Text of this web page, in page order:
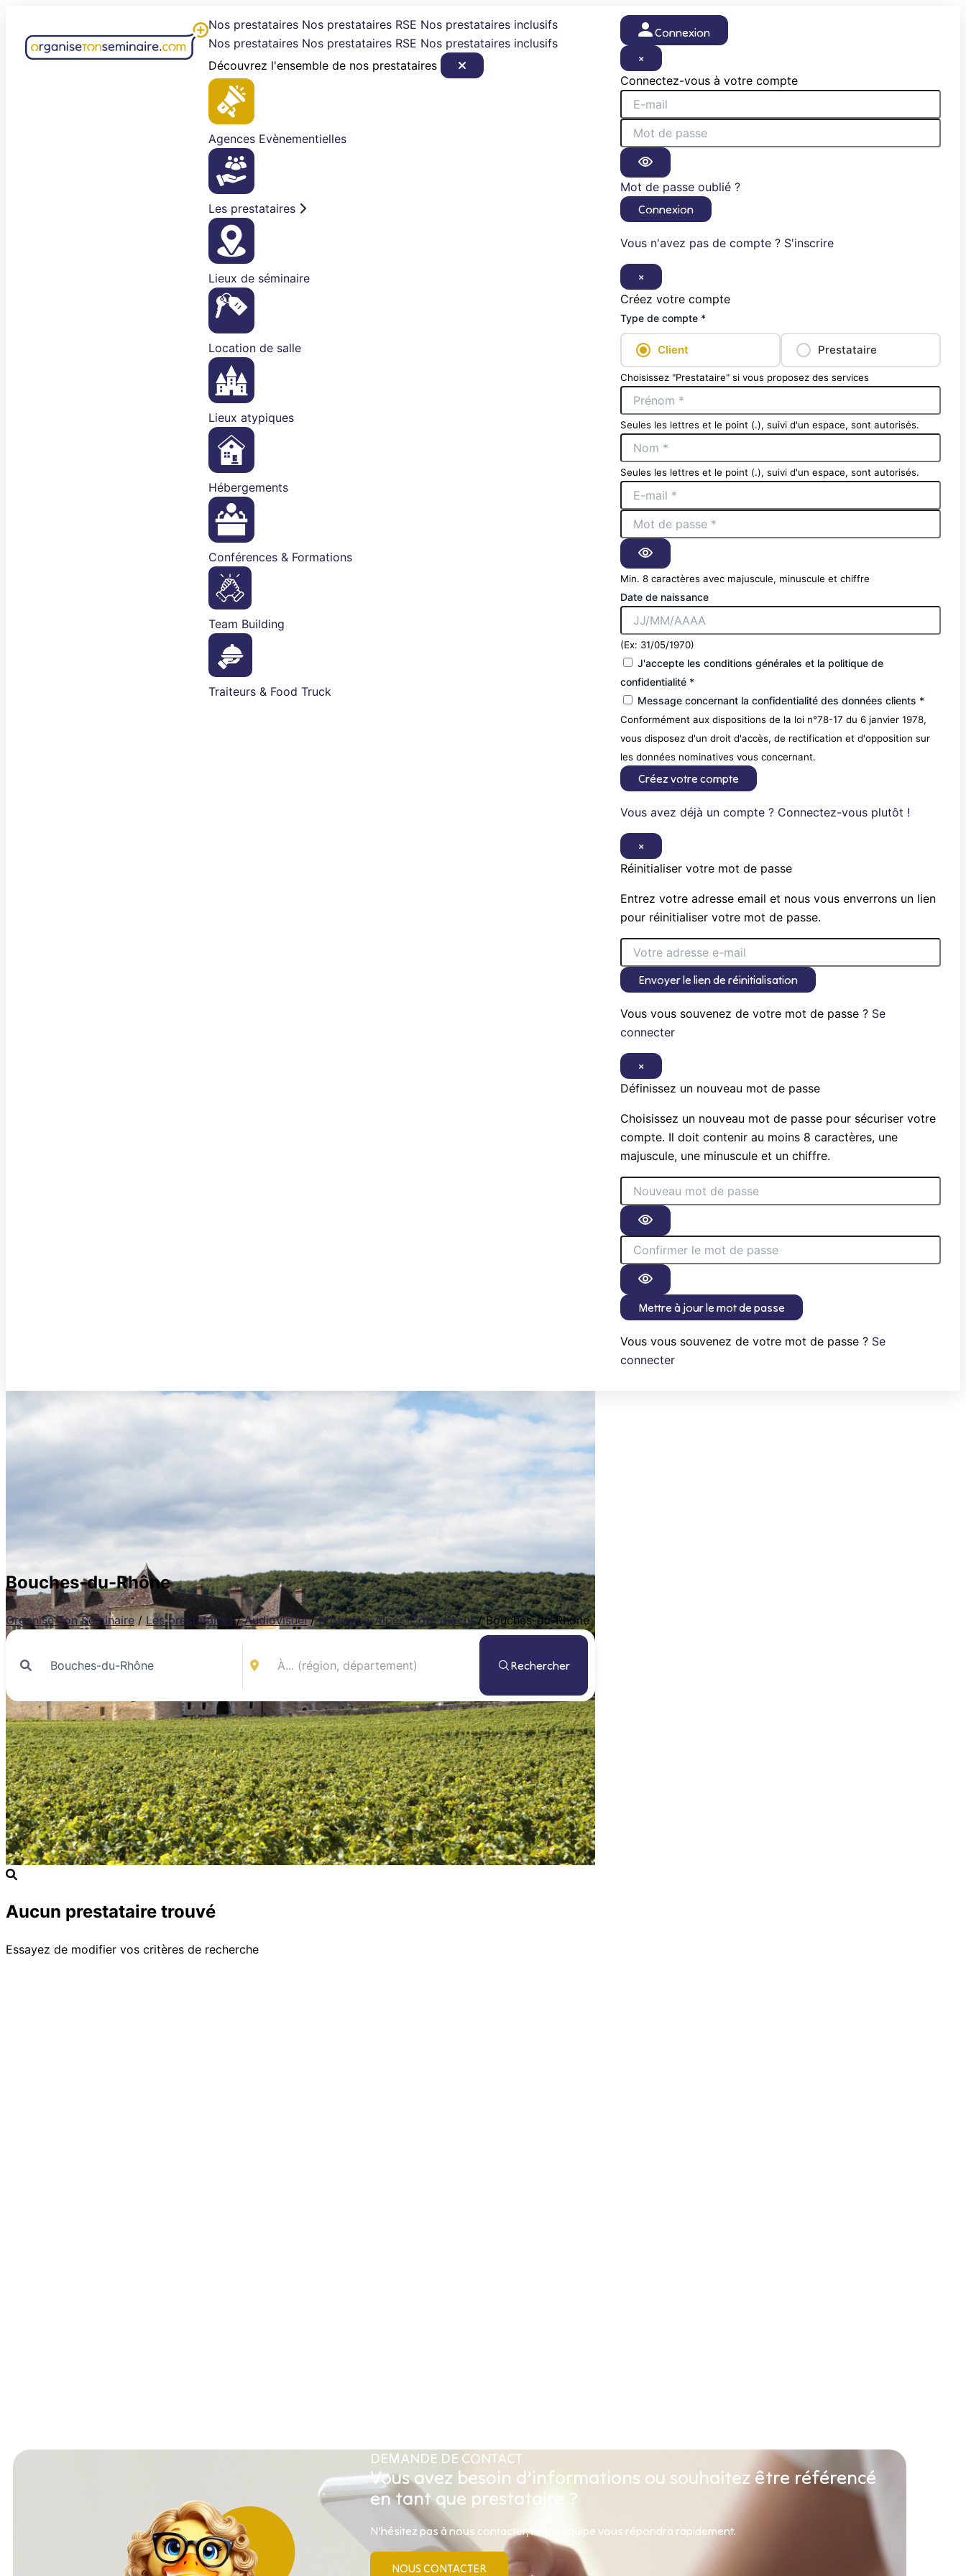
contenu
Nos prestataires Nos prestataires RSE Nos prestataires inclusifs
Nos prestataires Nos prestataires RSE Nos prestataires inclusifs
Découvrez l'ensemble de nos prestataires
Agences Evènementielles
Les prestataires
Lieux de séminaire
Location de salle
Lieux atypiques
Hébergements
Conférences & Formations
Team Building
Traiteurs & Food Truck
Connexion
×
Connectez-vous à votre compte
Mot de passe oublié ?
Connexion
Vous n'avez pas de compte ? S'inscrire
×
Créez votre compte
Type de compte *
Client Prestataire
Choisissez "Prestataire" si vous proposez des services
Seules les lettres et le point (.), suivi d'un espace, sont autorisés.
Seules les lettres et le point (.), suivi d'un espace, sont autorisés.
Min. 8 caractères avec majuscule, minuscule et chiffre
Date de naissance
(Ex: 31/05/1970)
J'accepte les conditions générales et la politique de
confidentialité *
Message concernant la confidentialité des données clients *
Conformément aux dispositions de la loi n°78-17 du 6 janvier 1978,
vous disposez d'un droit d'accès, de rectification et d'opposition sur
les données nominatives vous concernant.
Créez votre compte
Vous avez déjà un compte ? Connectez-vous plutôt !
×
Réinitialiser votre mot de passe
Entrez votre adresse email et nous vous enverrons un lien
pour réinitialiser votre mot de passe.
Envoyer le lien de réinitialisation
Vous vous souvenez de votre mot de passe ? Se
connecter
×
Définissez un nouveau mot de passe
Choisissez un nouveau mot de passe pour sécuriser votre
compte. Il doit contenir au moins 8 caractères, une
majuscule, une minuscule et un chiffre.
Mettre à jour le mot de passe
Vous vous souvenez de votre mot de passe ? Se
connecter
Bouches-du-Rhône
Organise Ton Séminaire / Les prestataires / Audiovisuel / Provence-Alpes-Côte d'Azur / Bouches-du-Rhône
Rechercher
Aucun prestataire trouvé
Essayez de modifier vos critères de recherche
DEMANDE DE CONTACT
Vous avez besoin d’informations ou souhaitez être référencé
en tant que prestataire ?
N’hésitez pas à nous contacter, notre équipe vous répondra rapidement.
NOUS CONTACTER